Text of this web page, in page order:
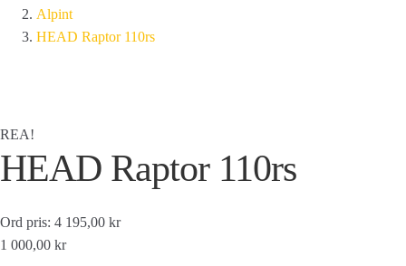
Alpint
HEAD Raptor 110rs
REA!
HEAD Raptor 110rs
Ord pris: 4 195,00 kr
1 000,00 kr